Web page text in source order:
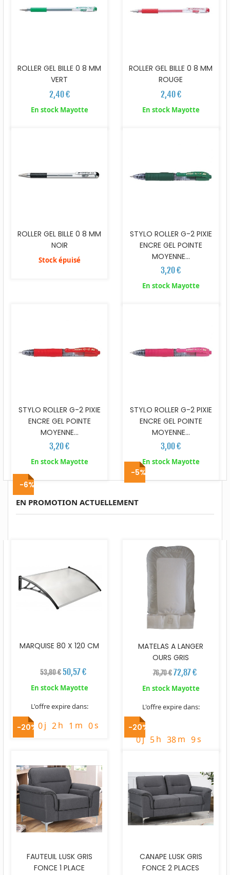
ROLLER GEL BILLE 0 8 MM
VERT
2,40 €
En stock Mayotte
ROLLER GEL BILLE 0 8 MM
ROUGE
2,40 €
En stock Mayotte
ROLLER GEL BILLE 0 8 MM
NOIR
Stock épuisé
STYLO ROLLER G-2 PIXIE
ENCRE GEL POINTE
MOYENNE...
3,20 €
En stock Mayotte
STYLO ROLLER G-2 PIXIE
ENCRE GEL POINTE
MOYENNE...
3,20 €
En stock Mayotte
STYLO ROLLER G-2 PIXIE
ENCRE GEL POINTE
MOYENNE...
3,00 €
En stock Mayotte
EN PROMOTION ACTUELLEMENT
-6%
MARQUISE 80 X 120 CM
53,80 € 50,57 €
En stock Mayotte
L'offre expire dans:
timer 0j 2h 0 m 0s
-5%
MATELAS A LANGER
OURS GRIS
76,70 € 72,87 €
En stock Mayotte
L'offre expire dans:
timer
0j 5h 38m 8s
-20%
FAUTEUIL LUSK GRIS
FONCE 1 PLACE
-20%
CANAPE LUSK GRIS
FONCE 2 PLACES